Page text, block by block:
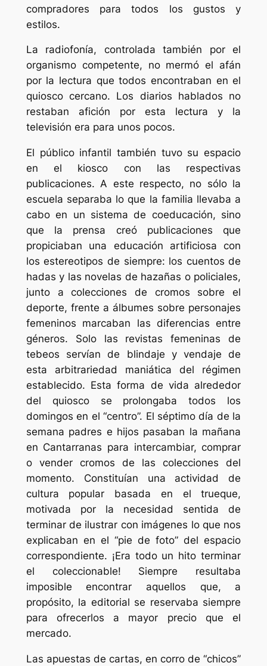
compradores para todos los gustos y
estilos.
La radiofonía, controlada también por el
organismo competente, no mermó el afán
por la lectura que todos encontraban en el
quiosco cercano. Los diarios hablados no
restaban afición por esta lectura y la
televisión era para unos pocos.
El público infantil también tuvo su espacio
en el kiosco con las respectivas
publicaciones. A este respecto, no sólo la
escuela separaba lo que la familia llevaba a
cabo en un sistema de coeducación, sino
que la prensa creó publicaciones que
propiciaban una educación artificiosa con
los estereotipos de siempre: los cuentos de
hadas y las novelas de hazañas o policiales,
junto a colecciones de cromos sobre el
deporte, frente a álbumes sobre personajes
femeninos marcaban las diferencias entre
géneros. Solo las revistas femeninas de
tebeos servían de blindaje y vendaje de
esta arbitrariedad maniática del régimen
establecido. Esta forma de vida alrededor
del quiosco se prolongaba todos los
domingos en el “centro”. El séptimo día de la
semana padres e hijos pasaban la mañana
en Cantarranas para intercambiar, comprar
o vender cromos de las colecciones del
momento. Constituían una actividad de
cultura popular basada en el trueque,
motivada por la necesidad sentida de
terminar de ilustrar con imágenes lo que nos
explicaban en el “pie de foto” del espacio
correspondiente. ¡Era todo un hito terminar
el coleccionable! Siempre resultaba
imposible encontrar aquellos que, a
propósito, la editorial se reservaba siempre
para ofrecerlos a mayor precio que el
mercado.
Las apuestas de cartas, en corro de “chicos”